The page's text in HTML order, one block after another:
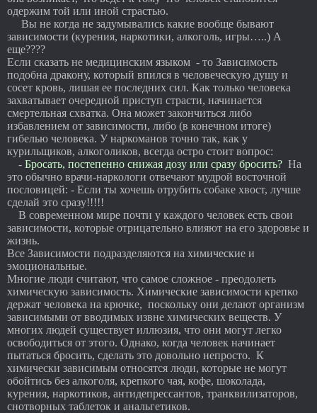
одержим той или иной страстью.
Вы не когда не задумывались какие вообще бывают
зависимости (курения, наркотики, алкоголь, игры…..) А
еще????
Если сказать не медицинским языком - то Зависимость
подобна дракону, который впился в человеческую душу и
сосет кровь, лишая ее последних сил. Как только человека
захватывает очередной приступ страсти, начинается
смертельная схватка. Она может закончиться либо
избавлением от зависимости, либо (в конечном итоге)
гибелью человека. У наркоманов точно так, как у
курильщиков, алкоголиков, всегда остро стоит вопрос:
- Бросать, постепенно снижая дозу или сразу бросить? На
это обычно врачи-наркологи отвечают мудрой восточной
пословицей: - Если ты хочешь отрубить собаке хвост, лучше
сделай это сразу!!!!!
В современном мире почти у каждого человек есть свои
зависимости, которые отрицательно влияют на его здоровье и
жизнь.
Все Зависимости подразделяются на химические и
эмоциональные.
Многие люди считают, что самое сложное - преодолеть
химическую зависимость. Химические зависимости крепко
держат человека на крючке, поскольку они делают организм
зависимыми от вводимых извне химических веществ. У
многих людей существует иллюзия, что они могут легко
освободиться от этого. Однако, когда человек начинает
пытаться бросить, сделать это довольно непросто. К
химически зависимым относятся люди, которые не могут
обойтись без алкоголя, крепкого чая, кофе, шоколада,
курения, наркотиков, антидепрессантов, транквилизаторов,
снотворных таблеток и анальгетиков.